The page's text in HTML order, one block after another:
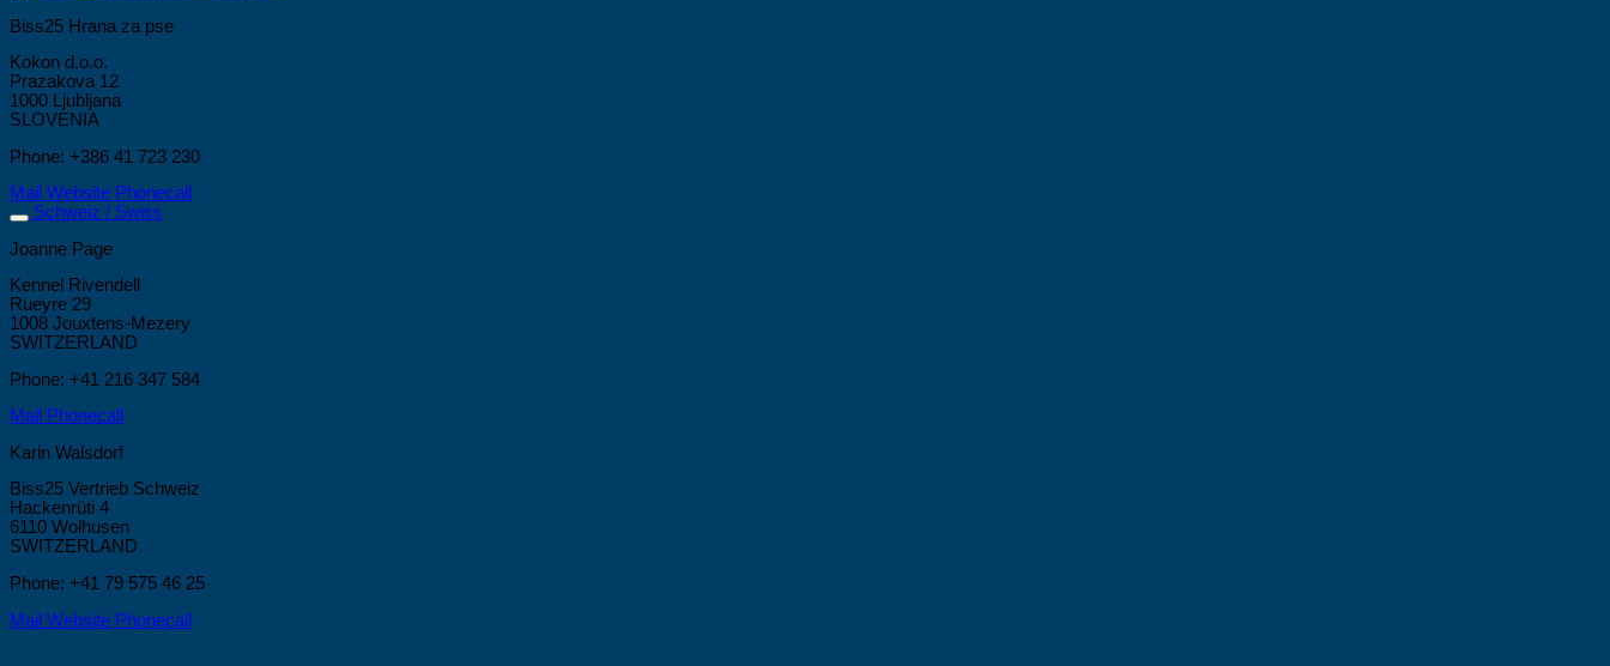
Biss25 Hrana za pse
Kokon d.o.o.
Prazakova 12
1000 Ljubljana
SLOVENIA
Phone: +386 41 723 230
Mail Website Phonecall
Schweiz / Swiss
Joanne Page
Kennel Rivendell
Rueyre 29
1008 Jouxtens-Mezery
SWITZERLAND
Phone: +41 216 347 584
Mail Phonecall
Karin Walsdorf
Biss25 Vertrieb Schweiz
Hackenrüti 4
6110 Wolhusen
SWITZERLAND
Phone: +41 79 575 46 25
Mail Website Phonecall